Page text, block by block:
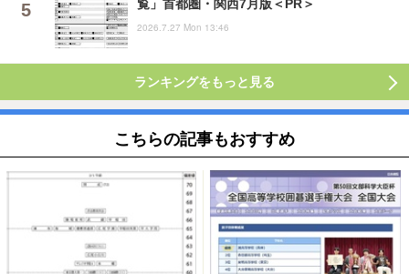
覧」首都圏・関西7月版＜PR＞
2026.7.27 Mon 13:46
ランキングをもっと見る
こちらの記事もおすすめ